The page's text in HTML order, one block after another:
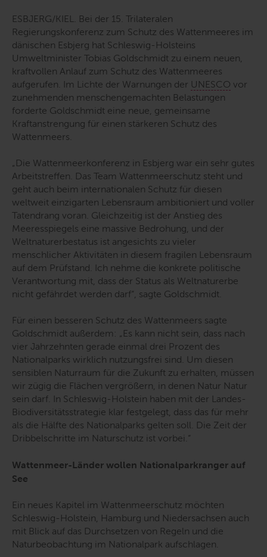
ESBJERG/KIEL. Bei der 15. Trilateralen
Regierungskonferenz zum Schutz des Wattenmeeres im
dänischen Esbjerg hat Schleswig-Holsteins
Umweltminister Tobias Goldschmidt zu einem neuen,
kraftvollen Anlauf zum Schutz des Wattenmeeres
aufgerufen. Im Lichte der Warnungen der UNESCO vor
zunehmenden menschengemachten Belastungen
forderte Goldschmidt eine neue, gemeinsame
Kraftanstrengung für einen stärkeren Schutz des
Wattenmeers.
„Die Wattenmeerkonferenz in Esbjerg war ein sehr gutes
Arbeitstreffen. Das Team Wattenmeerschutz steht und
geht auch beim internationalen Schutz für diesen
weltweit einzigarten Lebensraum ambitioniert und voller
Tatendrang voran. Gleichzeitig ist der Anstieg des
Meeresspiegels eine massive Bedrohung, und der
Weltnaturerbestatus ist angesichts zu vieler
menschlicher Aktivitäten in diesem fragilen Lebensraum
auf dem Prüfstand. Ich nehme die konkrete politische
Verantwortung mit, dass der Status als Weltnaturerbe
nicht gefährdet werden darf“, sagte Goldschmidt.
Für einen besseren Schutz des Wattenmeers sagte
Goldschmidt außerdem: „Es kann nicht sein, dass nach
vier Jahrzehnten gerade einmal drei Prozent des
Nationalparks wirklich nutzungsfrei sind. Um diesen
sensiblen Naturraum für die Zukunft zu erhalten, müssen
wir zügig die Flächen vergrößern, in denen Natur Natur
sein darf. In Schleswig-Holstein haben mit der Landes-
Biodiversitätsstrategie klar festgelegt, dass das für mehr
als die Hälfte des Nationalparks gelten soll. Die Zeit der
Dribbelschritte im Naturschutz ist vorbei.“
Wattenmeer-Länder wollen Nationalparkranger auf
See
Ein neues Kapitel im Wattenmeerschutz möchten
Schleswig-Holstein, Hamburg und Niedersachsen auch
mit Blick auf das Durchsetzen von Regeln und die
Naturbeobachtung im Nationalpark aufschlagen.